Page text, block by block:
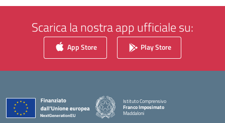
Scarica la nostra app ufficiale su:
App Store Play Store
Istituto Comprensivo
Franco Imposimato
Maddaloni